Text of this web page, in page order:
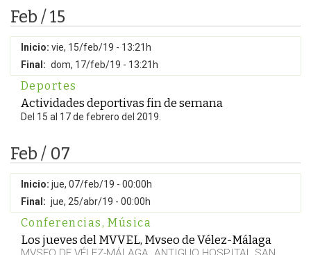
Feb / 15
Inicio: vie, 15/feb/19 - 13:21h
Final: dom, 17/feb/19 - 13:21h
Deportes
Actividades deportivas fin de semana
Del 15 al 17 de febrero del 2019.
Feb / 07
Inicio: jue, 07/feb/19 - 00:00h
Final: jue, 25/abr/19 - 00:00h
Conferencias, Música
Los jueves del MVVEL, Mvseo de Vélez-Málaga